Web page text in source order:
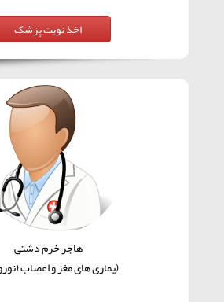
هاجر خرم دشتی
(یماری های مغز و اعصاب